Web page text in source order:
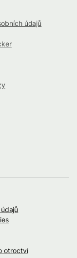
údajů
otroctví